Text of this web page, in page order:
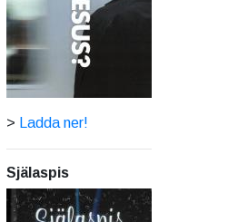
> Ladda ner!
Själaspis